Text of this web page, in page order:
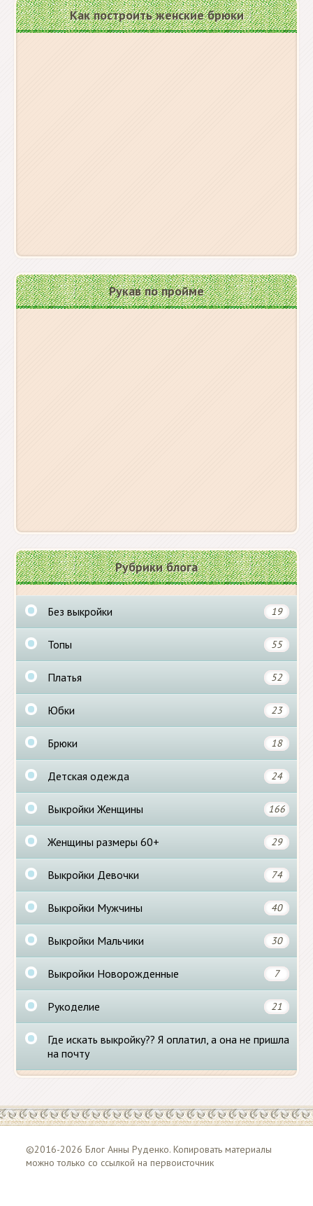
Как построить женские брюки
Рукав по пройме
Рубрики блога
Без выкройки 19
Топы 55
Платья 52
Юбки 23
Брюки 18
Детская одежда 24
Выкройки Женщины 166
Женщины размеры 60+ 29
Выкройки Девочки 74
Выкройки Мужчины 40
Выкройки Мальчики 30
Выкройки Новорожденные 7
Рукоделие 21
Где искать выкройку?? Я оплатил, а она не пришла
на почту
©2016-2026 Блог Анны Руденко. Копировать материалы
можно только со ссылкой на первоисточник